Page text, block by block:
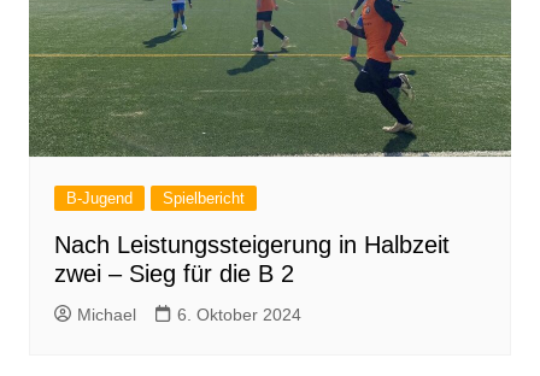
B-Jugend Spielbericht
Nach Leistungssteigerung in Halbzeit
zwei – Sieg für die B 2
Michael 6. Oktober 2024